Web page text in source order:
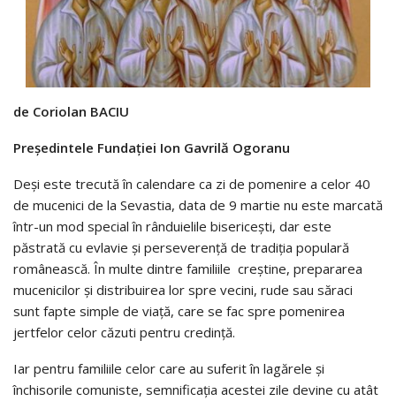
de Coriolan BACIU
Preşedintele Fundaţiei Ion Gavrilă Ogoranu
Deși este trecută în calendare ca zi de pomenire a celor 40
de mucenici de la Sevastia, data de 9 martie nu este marcată
într-un mod special în rânduielile bisericești, dar este
păstrată cu evlavie și perseverență de tradiția populară
românească. În multe dintre familiile creștine, prepararea
mucenicilor și distribuirea lor spre vecini, rude sau săraci
sunt fapte simple de viață, care se fac spre pomenirea
jertfelor celor căzuti pentru credință.
Iar pentru familiile celor care au suferit în lagărele și
închisorile comuniste, semnificația acestei zile devine cu atât